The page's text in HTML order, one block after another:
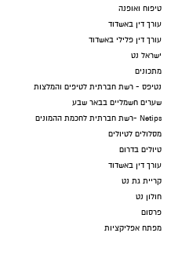
טיפוח ואופנה
עורך דין באשדוד
עורך דין פלילי באשדוד
ישראל נט
מתכונים
נטיפס - רשת חברתית לטיפים והמלצות
שערים חשמליים בבאר שבע
Netips -רשת חברתית לחכמת ההמונים
מסלולים לטיולים
טיולים בדרום
עורך דין באשדוד
קריית גת נט
חולון נט
פרסום
מפתח אפליקציות